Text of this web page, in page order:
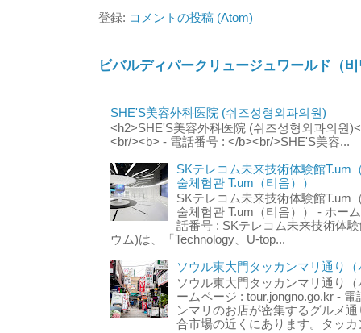
登録: コメントの投稿 (Atom)
ビバルディパークリュージュワールド（
SHE'S美容外科医院 (쉬즈성형외과의원)
<h2>SHE'S美容外科医院 (쉬즈성형외과의원
<br/><b> - 電話番号 : </b><br/>SHE'S美容...
SKテレコム未来技術体験館T.um
술체험관 T.um（티움））
SKテレコム未来技術体験館T.um
술체험관 T.um（티움）） - ホー
話番号 : SKテレコム未来技術体
ウム)は、「Technology、U-top...
ソウル東大門タッカンマリ通り
ソウル東大門タッカンマリ通り
ームページ : tour.jongno.go.kr -
ンマリのお店が密集するグルメ
合市場の近くにあります。タッ